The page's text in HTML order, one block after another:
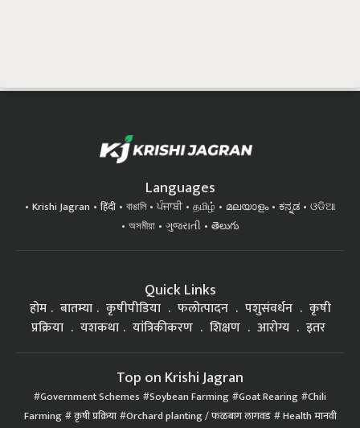
Languages
Krishi Jagran हिंदी বাঙালি ਪੰਜਾਬੀ தமிழ் മലയാളം ಕನ್ನಡ
ଓଡିଆ
অসমীয়া
ગુજરાતી తెలుగు
Quick Links
होम बातम्या कृषीपीडिया फलोत्पादन पशुसंवर्धन
कृषी
प्रक्रिया
यशकथा यांत्रिकीकरण शिक्षण आरोग्य इतर
Top on Krishi Jagran
Government Schemes Soybean Farming Goat Rearing Chili
Farming कृषी प्रक्रिया Orchard planting / फळबाग लागवड Health मानवी